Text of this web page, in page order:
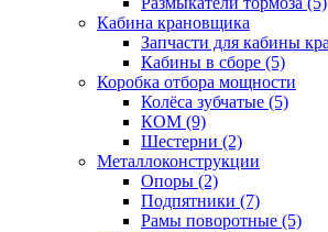
Кабина крановщика
Запчасти для кабины
Кабины в сборе (5)
Коробка отбора мощности
Колёса зубчатые (5)
КОМ (9)
Шестерни (2)
Металлоконструкции
Опоры (2)
Подпятники (7)
Рамы поворотные (5)